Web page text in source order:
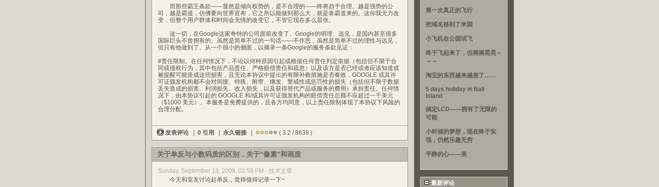
而那些霸王条款——显然是倾向权势的，是不合理的——终将趋于合理。越是强势的公
司，越是霸道，仿佛要向世界宣布，它之所以能做到那么大，就是靠霸道来的。这你我无力改
变，但整个用户群体和时间会无情的改变它，不管它现在多么嚣张。
这一切，在Google这家奇特的公司面前改变了。Google的明理、远见，是国内甚至很多
国际巨头不曾拥有的。虽然是简单不过的一句话——不作恶，虽然是简单不过的理性与远见，
但只有他做到了。从一个很小的侧面，以摘录一条Google的服务条款见证：
#责任限制。在任何情况下，不论以何种原因引起或根据任何责任判定依据（包括但不限于合
同或侵权行为，其中包括产品责任、严格赔偿责任和疏忽）以及该方是否已经或者应该知道或
被提醒可能造成这些损害，且无论本协议中提出的有限补救措施是否奏效，GOOGLE 或其许
可证颁发机构都不会对间接、特殊、附带、继发、警戒性或惩罚性的损失（包括但不限于数据
丢失造成的损害、利润损失、收入损失，以及获得替代产品或服务的费用）承担责任。任何情
况下，由本协议引起的 GOOGLE 和/或其许可证颁发机构的赔偿责任总额不应超过一千美元
（$1000 美元）。本服务是免费提供的，且各方均同意，以上责任限制体现了本协议下风险的
合理分配。
发表评论 0 引用 永久链接 ( 3.2 / 8639 )
关于单反与小数码质的区别，关于“像素”和画质
Sunday, September 13, 2009, 03:59 PM - 技术文章
今天和室友讨论起单反，觉得值得记录一下~
第一次真正的飞行
把域名移到了米国
小飞机在公园试飞
终于飞起来了，但摇摇晃晃～
～～
淘宝的东西越来越差了……
5 days holiday in Bali
Island
搞定LCD——拥有了无限的
可能
小时候的梦想，现在终于实
现，仍然乐趣无穷
平静的心——美
最新评论